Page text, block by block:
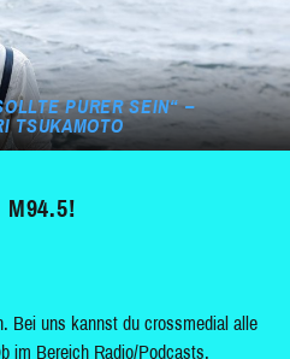
PURER SEIN“ –
TSUKAMOTO
M94.5!
Bei uns kannst du crossmedial alle
im Bereich Radio/Podcasts,